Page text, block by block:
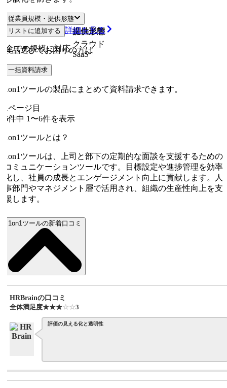
従業員規模・提供形態
従業員規模
提供形態
ての規模に対応
クラウド
SaaS
リストに追加する 詳細を見る
品選びでお困りの方は
一括資料請求
ツールの製品にまとめて資料請求できます。
ページ目
件中1 〜6件を表示
ツールとは？
ツールは、上司と部下の定期的な面談を支援するための
ミュニケーションツールです。目標設定や進捗管理を効率
し、社員の成長とエンゲージメント向上に貢献します。人
部門やマネジメント層で活用され、組織の生産性向上を支
します。
1on1ツールの新着口コミ
HRBrainの口コミ
全体満足度☆☆☆☆☆
★★★★★3
評価の見える化と透明性